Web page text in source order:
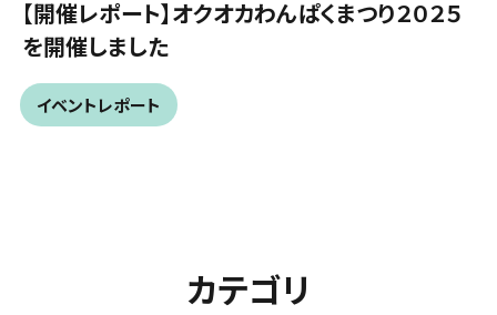
【開催レポート】オクオカわんぱくまつり２０２５
を開催しました
イベントレポート
カテゴリ